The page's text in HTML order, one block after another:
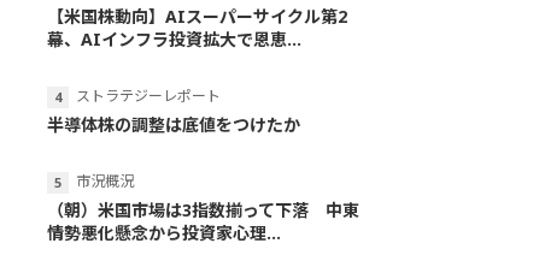
【米国株動向】AIスーパーサイクル第2
幕、AIインフラ投資拡大で恩恵...
ストラテジーレポート
半導体株の調整は底値をつけたか
市況概況
（朝）米国市場は3指数揃って下落 中東
情勢悪化懸念から投資家心理...